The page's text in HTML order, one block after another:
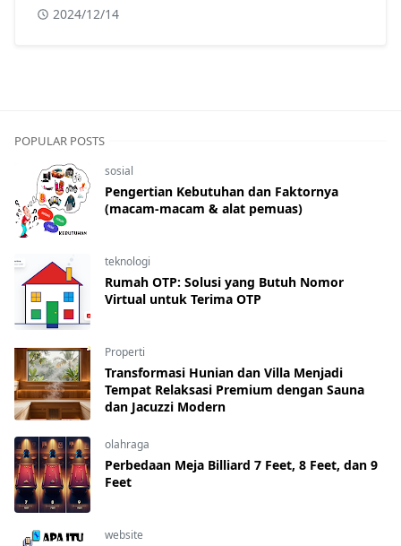
2024/12/14
POPULAR POSTS
sosial
Pengertian Kebutuhan dan Faktornya
(macam-macam & alat pemuas)
teknologi
Rumah OTP: Solusi yang Butuh Nomor
Virtual untuk Terima OTP
Properti
Transformasi Hunian dan Villa Menjadi
Tempat Relaksasi Premium dengan Sauna
dan Jacuzzi Modern
olahraga
Perbedaan Meja Billiard 7 Feet, 8 Feet, dan 9
Feet
website